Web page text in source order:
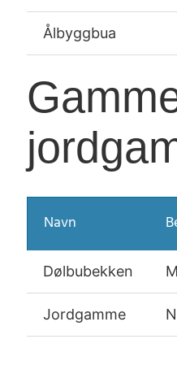
Ålbyggbua
Navn
Dølbubekken
Jordgamme